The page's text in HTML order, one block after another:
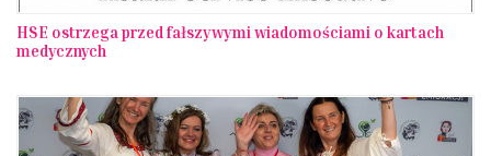
HSE ostrzega przed fałszywymi wiadomościami o kartach
medycznych